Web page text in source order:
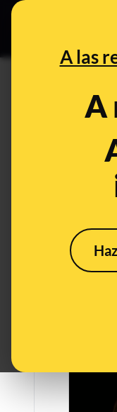
A las
A
Cómo
web
Feb